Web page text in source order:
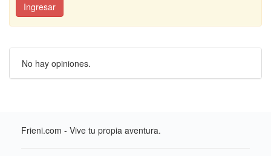
Ingresar
No hay opiniones.
Frieni.com - Vive tu propia aventura.